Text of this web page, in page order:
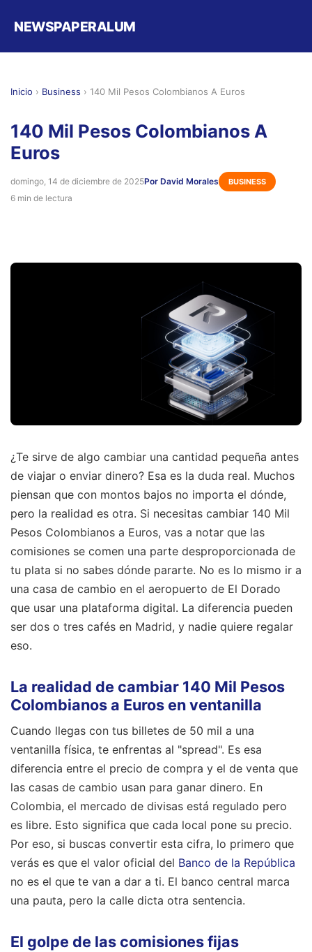
NEWSPAPERALUM
Inicio › Business › 140 Mil Pesos Colombianos A Euros
140 Mil Pesos Colombianos A
Euros
domingo, 14 de diciembre de 2025Por David Morales BUSINESS
6 min de lectura
¿Te sirve de algo cambiar una cantidad pequeña antes
de viajar o enviar dinero? Esa es la duda real. Muchos
piensan que con montos bajos no importa el dónde,
pero la realidad es otra. Si necesitas cambiar 140 Mil
Pesos Colombianos a Euros, vas a notar que las
comisiones se comen una parte desproporcionada de
tu plata si no sabes dónde pararte. No es lo mismo ir a
una casa de cambio en el aeropuerto de El Dorado
que usar una plataforma digital. La diferencia pueden
ser dos o tres cafés en Madrid, y nadie quiere regalar
eso.
La realidad de cambiar 140 Mil Pesos
Colombianos a Euros en ventanilla
Cuando llegas con tus billetes de 50 mil a una
ventanilla física, te enfrentas al "spread". Es esa
diferencia entre el precio de compra y el de venta que
las casas de cambio usan para ganar dinero. En
Colombia, el mercado de divisas está regulado pero
es libre. Esto significa que cada local pone su precio.
Por eso, si buscas convertir esta cifra, lo primero que
verás es que el valor oficial del Banco de la República
no es el que te van a dar a ti. El banco central marca
una pauta, pero la calle dicta otra sentencia.
El golpe de las comisiones fijas